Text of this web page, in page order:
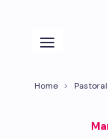
Home >